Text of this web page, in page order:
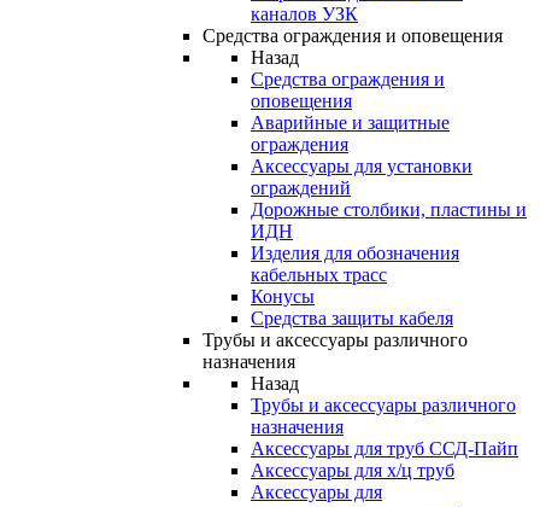
каналов УЗК
Средства ограждения и оповещения
Назад
Средства ограждения и
оповещения
Аварийные и защитные
ограждения
Аксессуары для установки
ограждений
Дорожные столбики, пластины и
ИДН
Изделия для обозначения
кабельных трасс
Конусы
Средства защиты кабеля
Трубы и аксессуары различного
назначения
Назад
Трубы и аксессуары различного
назначения
Аксессуары для труб ССД-Пайп
Аксессуары для х/ц труб
Аксессуары для